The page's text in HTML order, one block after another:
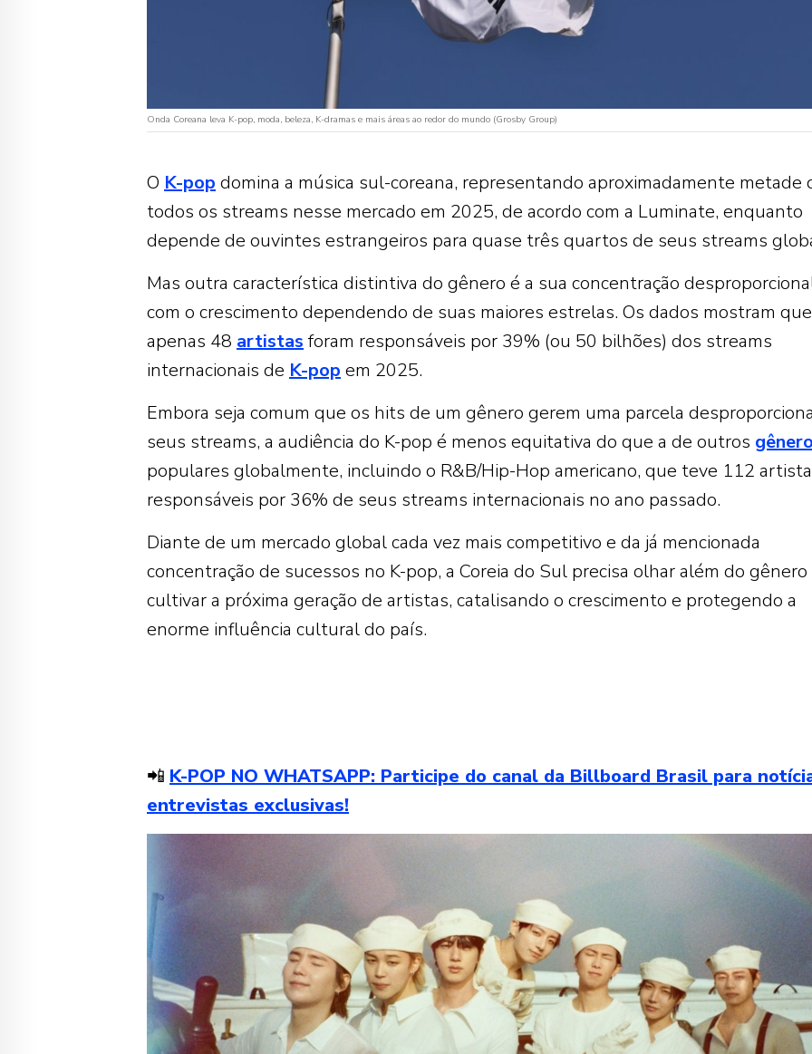
Onda Coreana leva K-pop, moda, beleza, K-dramas e mais áreas ao redor do mundo (Grosby Group)
O K-pop domina a música sul-coreana, representando aproximadamente metade
todos os streams nesse mercado em 2025, de acordo com a Luminate, enquanto
depende de ouvintes estrangeiros para quase três quartos de seus streams
Mas outra característica distintiva do gênero é a sua concentração
com o crescimento dependendo de suas maiores estrelas. Os dados mostram que
apenas 48 artistasforam responsáveis ​​por 39% (ou 50 bilhões) dos streams
internacionais de K-pop em 2025.
Embora seja comum que os hits de um gênero gerem uma parcela
seus streams, a audiência do K-pop é menos equitativa do que a de outros
populares globalmente, incluindo o R&B/Hip-Hop americano, que teve 112
responsáveis ​​por 36% de seus streams internacionais no ano passado.
Diante de um mercado global cada vez mais competitivo e da já mencionada
concentração de sucessos no K-pop, a Coreia do Sul precisa olhar além do gênero
cultivar a próxima geração de artistas, catalisando o crescimento e protegendo a
enorme influência cultural do país.
📲 K-POP NO WHATSAPP: Participe do canal da Billboard Brasil para
entrevistas exclusivas!